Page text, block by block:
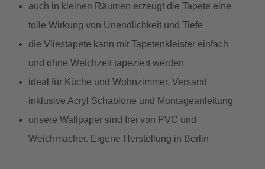
auch in kleinen Räumen erzeugt die Tapete eine
tolle Wirkung von Unendlichkeit und Tiefe
die Vliestapete kann mit Tapetenkleister einfach
und ohne Weichzeit tapeziert werden
ideal für Küche und Wohnzimmer. Versand
inklusive Acryl Schablone und Montageanleitung
unsere Wallpaper sind frei von PVC und
Weichmacher. Eigene Herstellung in Berlin